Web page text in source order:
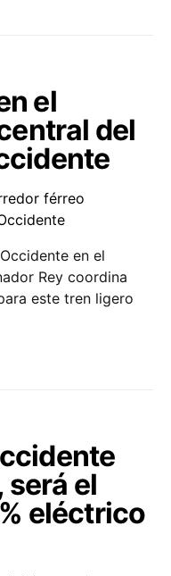
el
del
en el
Rey coordina
este tren ligero
será el
eléctrico